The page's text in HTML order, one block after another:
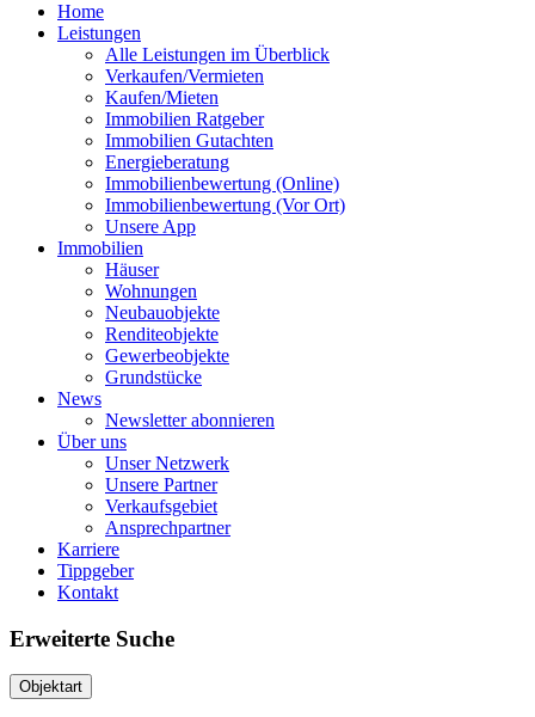
Home
Leistungen
Alle Leistungen im Überblick
Verkaufen/Vermieten
Kaufen/Mieten
Immobilien Ratgeber
Immobilien Gutachten
Energieberatung
Immobilienbewertung (Online)
Immobilienbewertung (Vor Ort)
Unsere App
Immobilien
Häuser
Wohnungen
Neubauobjekte
Renditeobjekte
Gewerbeobjekte
Grundstücke
News
Newsletter abonnieren
Über uns
Unser Netzwerk
Unsere Partner
Verkaufsgebiet
Ansprechpartner
Karriere
Tippgeber
Kontakt
Erweiterte Suche
Objektart